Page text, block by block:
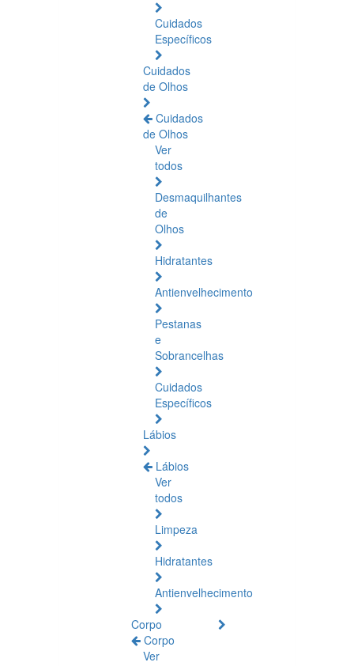
Cuidados
Específicos
Cuidados
de Olhos
Cuidados
de Olhos
Ver
todos
Desmaquilhantes
de
Olhos
Hidratantes
Antienvelhecimento
Pestanas
e
Sobrancelhas
Cuidados
Específicos
Lábios
Lábios
Ver
todos
Limpeza
Hidratantes
Antienvelhecimento
Corpo
Corpo
Ver